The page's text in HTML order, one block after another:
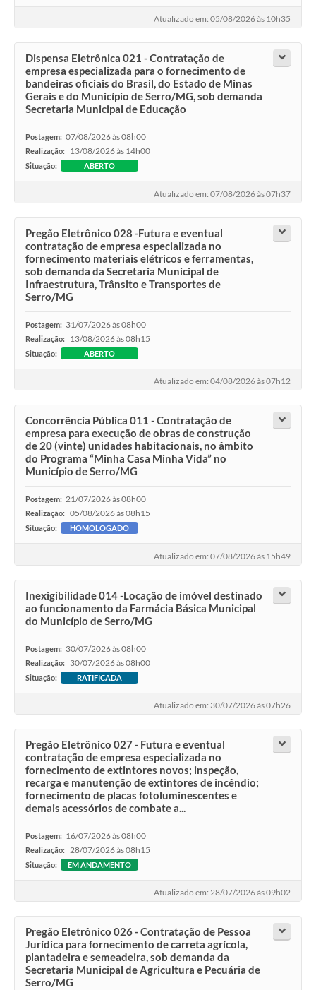
Atualizado em: 05/08/2026 às 10h35
Dispensa Eletrônica 021 - Contratação de
empresa especializada para o fornecimento de
bandeiras oficiais do Brasil, do Estado de Minas
Gerais e do Município de Serro/MG, sob demanda
Secretaria Municipal de Educação
Postagem: 07/08/2026 às 08h00
Realização: 13/08/2026 às 14h00
Situação: ABERTO
Atualizado em: 07/08/2026 às 07h37
Pregão Eletrônico 028 -Futura e eventual
contratação de empresa especializada no
fornecimento materiais elétricos e ferramentas,
sob demanda da Secretaria Municipal de
Infraestrutura, Trânsito e Transportes de
Serro/MG
Postagem: 31/07/2026 às 08h00
Realização: 13/08/2026 às 08h15
Situação: ABERTO
Atualizado em: 04/08/2026 às 07h12
Concorrência Pública 011 - Contratação de
empresa para execução de obras de construção
de 20 (vinte) unidades habitacionais, no âmbito
do Programa “Minha Casa Minha Vida” no
Município de Serro/MG
Postagem: 21/07/2026 às 08h00
Realização: 05/08/2026 às 08h15
Situação: HOMOLOGADO
Atualizado em: 07/08/2026 às 15h49
Inexigibilidade 014 -Locação de imóvel destinado
ao funcionamento da Farmácia Básica Municipal
do Município de Serro/MG
Postagem: 30/07/2026 às 08h00
Realização: 30/07/2026 às 08h00
Situação: RATIFICADA
Atualizado em: 30/07/2026 às 07h26
Pregão Eletrônico 027 - Futura e eventual
contratação de empresa especializada no
fornecimento de extintores novos; inspeção,
recarga e manutenção de extintores de incêndio;
fornecimento de placas fotoluminescentes e
demais acessórios de combate a...
Postagem: 16/07/2026 às 08h00
Realização: 28/07/2026 às 08h15
Situação: EM ANDAMENTO
Atualizado em: 28/07/2026 às 09h02
Pregão Eletrônico 026 - Contratação de Pessoa
Jurídica para fornecimento de carreta agrícola,
plantadeira e semeadeira, sob demanda da
Secretaria Municipal de Agricultura e Pecuária de
Serro/MG